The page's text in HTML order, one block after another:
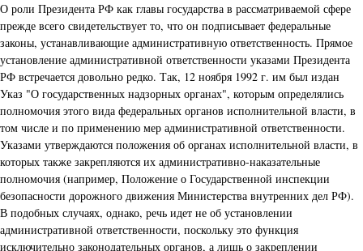
О роли Президента РФ как главы государства в рассматриваемой сфере
прежде всего свидетельствует то, что он подписывает федеральные
законы, устанавливающие административную ответственность. Прямое
установление административной ответственности указами Президента
РФ встречается довольно редко. Так, 12 ноября 1992 г. им был издан
Указ "О государственных надзорных органах", которым определялись
полномочия этого вида федеральных органов исполнительной власти, в
том числе и по применению мер административной ответственности.
Указами утверждаются положения об органах исполнительной власти, в
которых также закрепляются их административно-наказательные
полномочия (например, Положение о Государственной инспекции
безопасности дорожного движения Министерства внутренних дел РФ).
В подобных случаях, однако, речь идет не об установлении
административной ответственности, поскольку это функция
исключительно законодательных органов, а лишь о закреплении